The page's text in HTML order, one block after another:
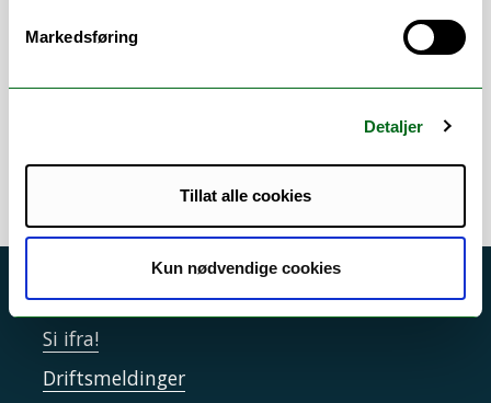
Markedsføring
Detaljer
Tillat alle cookies
Kun nødvendige cookies
videreutdanning (EVU)
Akutt hjelp
Si ifra!
Driftsmeldinger